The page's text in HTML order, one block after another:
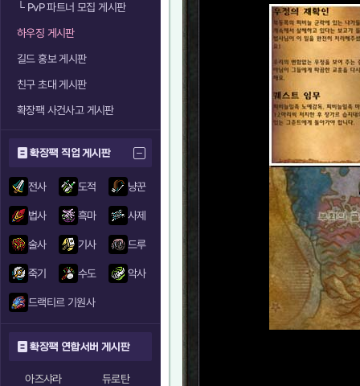
└PvP 파트너 모집 게시판
하우징 게시판
길드 홍보 게시판
친구 초대 게시판
확장팩 사건사고 게시판
확장팩 직업 게시판
전사 도적 냥꾼
법사 흑마 사제
술사 기사 드루
죽기 수도 악사
드랙티르 기원사
확장팩 연합서버 게시판
아즈샤라
듀로탄